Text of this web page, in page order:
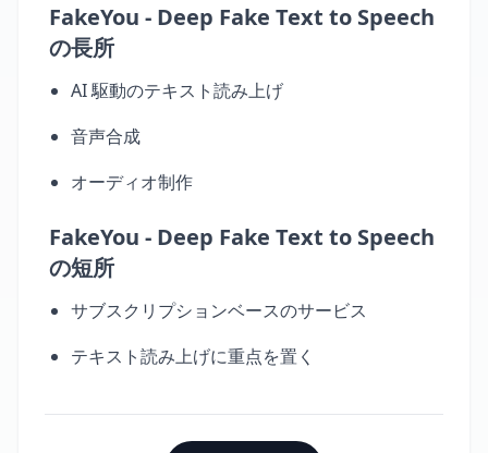
FakeYou - Deep Fake Text to Speech
の長所
AI 駆動のテキスト読み上げ
音声合成
オーディオ制作
FakeYou - Deep Fake Text to Speech
の短所
サブスクリプションベースのサービス
テキスト読み上げに重点を置く